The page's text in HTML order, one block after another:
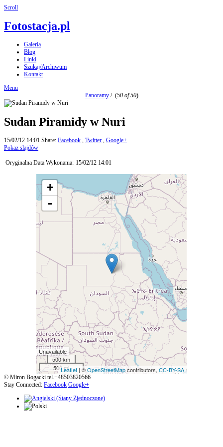
Scroll
Fotostacja.pl
Galeria
Blog
Linki
Szukaj/Archiwum
Kontakt
Menu
Panoramy/ (50 of 50)
Sudan Piramidy w Nuri
15/02/12 14:01 Share: Facebook , Twitter , Google+
Pokaz slajdów
Oryginalna Data Wykonania: 15/02/12 14:01
+
-
Unavailable
500 km
500 miLeaflet | ©OpenStreetMapcontributors,CC-BY-SA
© Miron Bogacki tel.+48503820566
Stay Connected: Facebook Google+